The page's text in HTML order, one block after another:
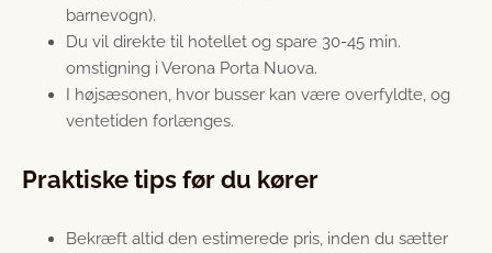
barnevogn).
Du vil direkte til hotellet og spare 30-45 min.
omstigning i Verona Porta Nuova.
I højsæsonen, hvor busser kan være overfyldte, og
ventetiden forlænges.
Praktiske tips før du kører
Bekræft altid den estimerede pris, inden du sætter